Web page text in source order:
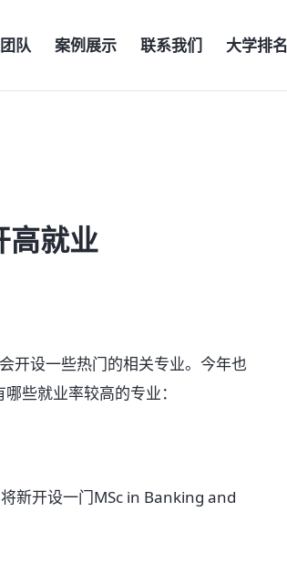
队 案例展示 联系我们 大学排名
高就业
设一些热门的相关专业。今年也
些就业率较高的专业：
开设一门MSc in Banking and